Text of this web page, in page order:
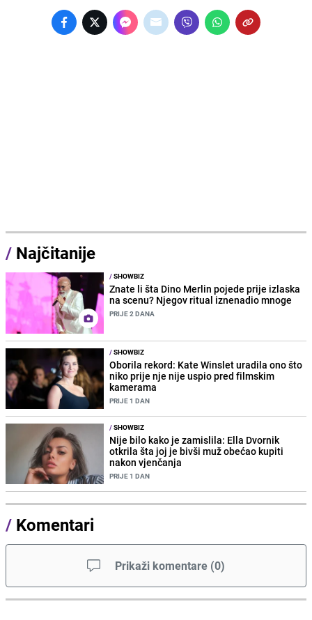
/ Najčitanije
/SHOWBIZ
Znate li šta Dino Merlin pojede prije izlaska
na scenu? Njegov ritual iznenadio mnoge
PRIJE 2 DANA
/SHOWBIZ
Oborila rekord: Kate Winslet uradila ono što
niko prije nje nije uspio pred filmskim
kamerama
PRIJE 1 DAN
/SHOWBIZ
Nije bilo kako je zamislila: Ella Dvornik
otkrila šta joj je bivši muž obećao kupiti
nakon vjenčanja
PRIJE 1 DAN
/ Komentari
Prikaži komentare (0)